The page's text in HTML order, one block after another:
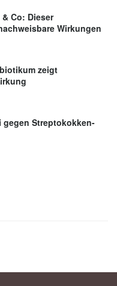
Co: Dieser
Wirkungen
zeigt
gegen Streptokokken-